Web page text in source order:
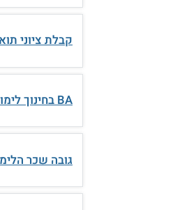
קבלת ציוני
BA בחינוך לימודי ערב
גובה שכר